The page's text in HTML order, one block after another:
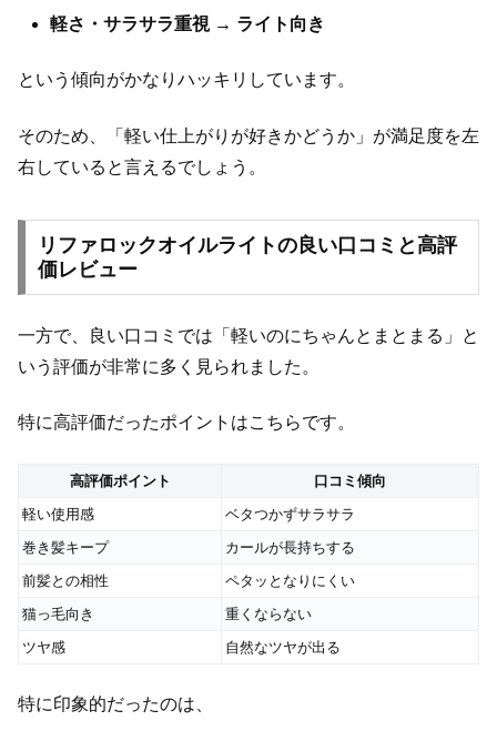
軽さ・サラサラ重視 → ライト向き
という傾向がかなりハッキリしています。
そのため、「軽い仕上がりが好きかどうか」が満足度を左
右していると言えるでしょう。
リファロックオイルライトの良い口コミと高評
価レビュー
一方で、良い口コミでは「軽いのにちゃんとまとまる」と
いう評価が非常に多く見られました。
特に高評価だったポイントはこちらです。
高評価ポイント
口コミ傾向
軽い使用感
ベタつかずサラサラ
巻き髪キープ
カールが長持ちする
前髪との相性
ペタッとなりにくい
猫っ毛向き
重くならない
ツヤ感
自然なツヤが出る
特に印象的だったのは、